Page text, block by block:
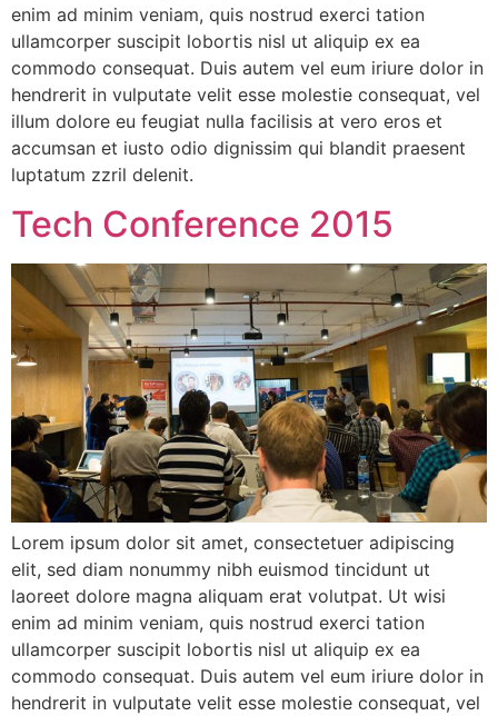
enim ad minim veniam, quis nostrud exerci tation
ullamcorper suscipit lobortis nisl ut aliquip ex ea
commodo consequat. Duis autem vel eum iriure dolor in
hendrerit in vulputate velit esse molestie consequat, vel
illum dolore eu feugiat nulla facilisis at vero eros et
accumsan et iusto odio dignissim qui blandit praesent
luptatum zzril delenit.
Tech Conference 2015
Lorem ipsum dolor sit amet, consectetuer adipiscing
elit, sed diam nonummy nibh euismod tincidunt ut
laoreet dolore magna aliquam erat volutpat. Ut wisi
enim ad minim veniam, quis nostrud exerci tation
ullamcorper suscipit lobortis nisl ut aliquip ex ea
commodo consequat. Duis autem vel eum iriure dolor in
hendrerit in vulputate velit esse molestie consequat, vel